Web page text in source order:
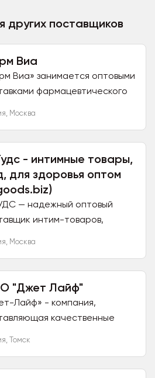
других поставщиков
Виа
Виа» занимается оптовыми
фармацевтического
, Москва
- интимные товары,
для здоровья оптом
— надежный оптовый
интим-товаров,
, Москва
"Джет Лайф"
Лайф» - компания,
качественные
, Томск